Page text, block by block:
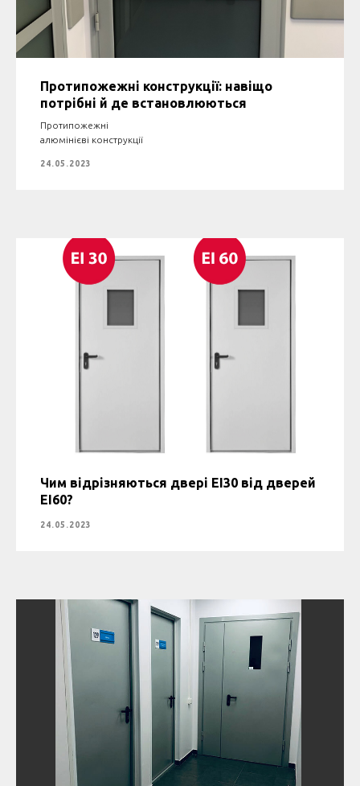
Протипожежні конструкції: навіщо
потрібні й де встановлюються
Протипожежні
алюмінієві конструкції
24.05.2023
Чим відрізняються двері EI30 від дверей
EI60?
24.05.2023